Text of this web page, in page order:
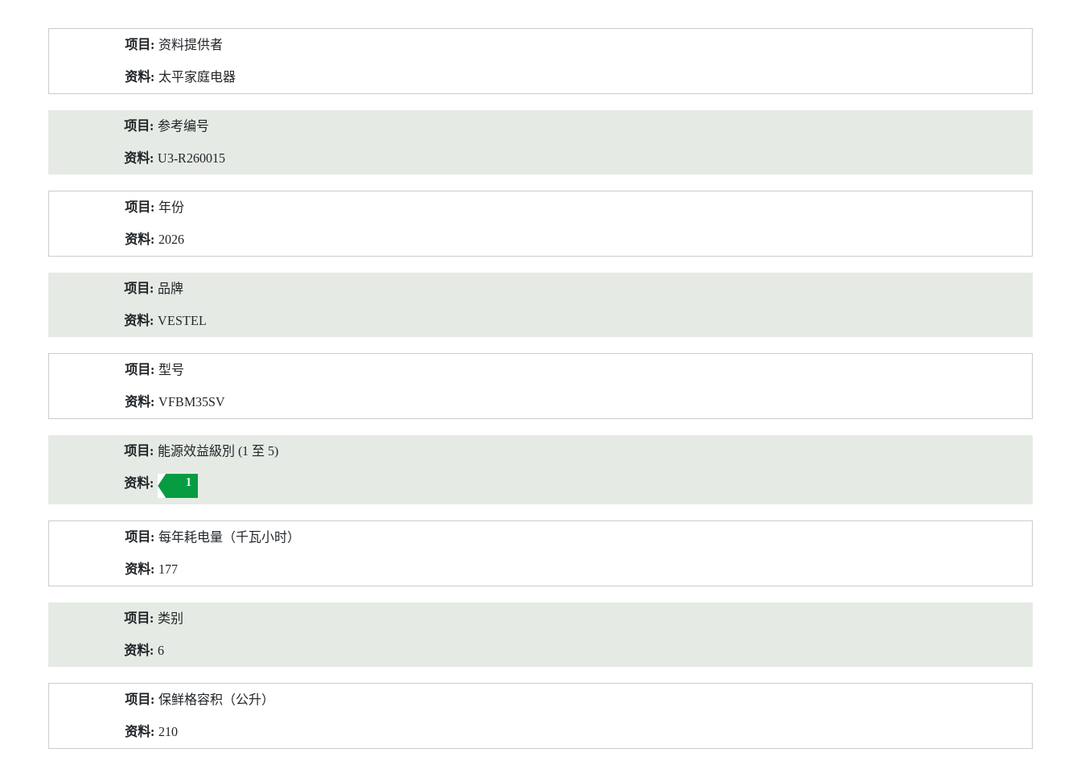
料
资料提供者
太平家庭电器
参考编号
U3-R260015
年份
2026
品牌
VESTEL
型号
VFBM35SV
能源效益級別 (1 至 5)
1
每年耗电量（千瓦小时）
177
类别
6
保鲜格容积（公升）
210